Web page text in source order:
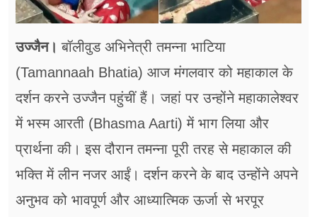
उज्जैन। बॉलीवुड अभिनेत्री तमन्ना भाटिया
(Tamannaah Bhatia) आज मंगलवार को महाकाल के
दर्शन करने उज्जैन पहुंचीं हैं। जहां पर उन्होंने महाकालेश्वर
में भस्म आरती (Bhasma Aarti) में भाग लिया और
प्रार्थना की। इस दौरान तमन्ना पूरी तरह से महाकाल की
भक्ति में लीन नजर आईं। दर्शन करने के बाद उन्होंने अपने
अनुभव को भावपूर्ण और आध्यात्मिक ऊर्जा से भरपूर